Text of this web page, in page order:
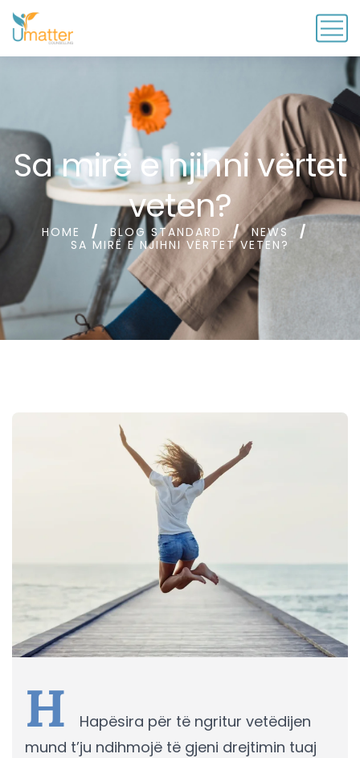
Sa mirë e njihni vërtet
veten?
HOME BLOG STANDARD
NEWS
SA MIRË E NJIHNI VËRTET VETEN?
H
Hapësira për të ngritur vetëdijen
mund t’ju ndihmojë të gjeni drejtimin tuaj